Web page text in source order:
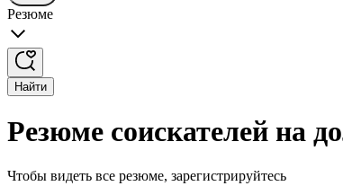
Резюме
Найти
Резюме соискателей на
Чтобы видеть все резюме, зарегистрируйтесь